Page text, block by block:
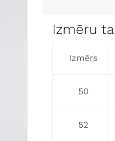
Izmēru
Izmērs
50
52